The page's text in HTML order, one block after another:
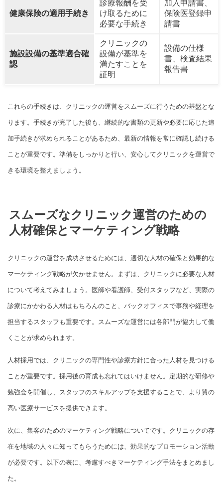
健康保険の適用手続き
診療報酬を受
け取るために
必要な手続き
加入申請書、
保険医登録申
請書
施設設備の基準適合確
認
クリニックの
設備が基準を
満たすことを
証明
設備の仕様
書、検査結果
報告書
これらの手続きは、クリニックの運営をスムーズに行うための基盤とな
ります。手続きが完了した後も、継続的な書類の更新や必要に応じた追
加手続きが求められることがあるため、最新の情報を常に確認し続ける
ことが重要です。準備をしっかりと行い、安心してクリニックを運営で
きる環境を整えましょう。
スムーズなクリニック運営のための
人材確保とマーケティング戦略
クリニックの運営を成功させるためには、適切な人材の確保と効果的な
マーケティング戦略が欠かせません。まずは、クリニックに必要な人材
について考えてみましょう。医師や看護師、受付スタッフなど、実際の
診療にかかわる人材はもちろんのこと、バックオフィスで事務や経理を
担当するスタッフも重要です。スムーズな運営には各部門が協力して働
くことが求められます。
人材採用では、クリニックの専門性や診療方針に合った人材を見つける
ことが重要です。採用後の育成も忘れてはいけません。定期的な研修や
勉強会を開催し、スタッフのスキルアップを支援することで、より質の
高い医療サービスを提供できます。
次に、集客のためのマーケティング戦略についてです。クリニックの存
在を地域の人々に知ってもらうためには、効果的なプロモーション活動
が必要です。以下の表に、考慮すべきマーケティング手法をまとめまし
た。